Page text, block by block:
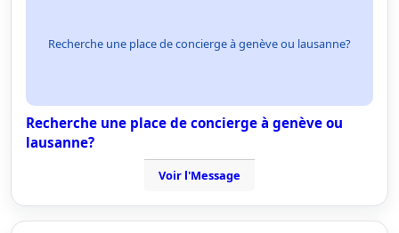
Recherche une place de concierge à genève ou lausanne?
Recherche une place de concierge à genève ou
lausanne?
Voir l'Message